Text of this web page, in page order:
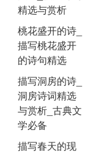
精选与赏析
桃花盛开的诗_
描写桃花盛开
的诗句精选
描写洞房的诗_
洞房诗词精选
与赏析_古典文
学必备
描写春天的现